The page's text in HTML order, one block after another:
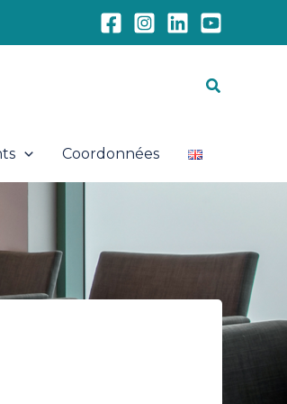
Coordonnées